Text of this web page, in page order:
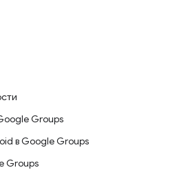
Groups
в Google Groups
Groups